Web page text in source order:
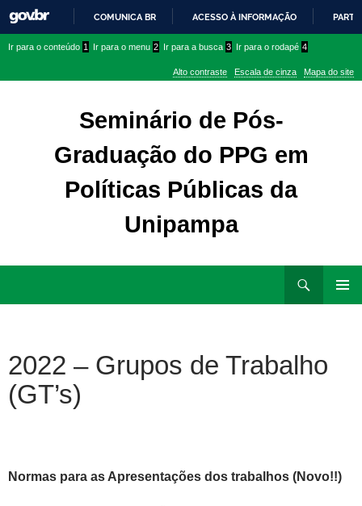
PARA
CONTEÚDO
COMUNICA BR ACESSO À INFORMAÇÃO
conteúdo
menu
Ir para o conteúdo 1 Ir para o menu 2 Ir para a busca 3 Ir para o rodapé 4
Alto contraste Escala de cinza Mapa do site
Seminário de Pós-
Graduação do PPG em
Políticas Públicas da
Unipampa
2022 – Grupos de Trabalho
(GT’s)
Normas para as Apresentações dos trabalhos (Novo!!)